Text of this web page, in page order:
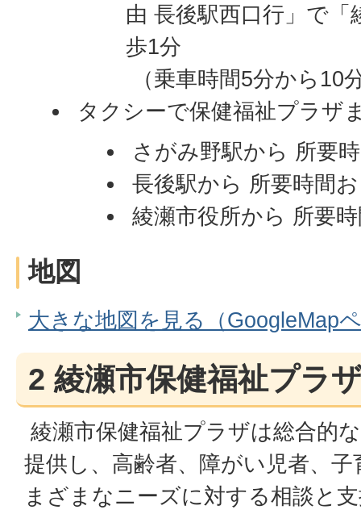
由 長後駅西口行」で「
歩1分
（乗車時間5分から10
タクシーで保健福祉プラザ
さがみ野駅から 所要
長後駅から 所要時間
綾瀬市役所から 所要
地図
大きな地図を見る（GoogleMap
2 綾瀬市保健福祉プラ
綾瀬市保健福祉プラザは総合的
提供し、高齢者、障がい児者、
まざまなニーズに対する相談と